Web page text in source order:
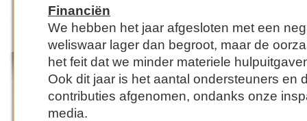
Financiën
We hebben het jaar afgesloten met een
weliswaar lager dan begroot, maar de
het feit dat we minder materiele
Ook dit jaar is het aantal ondersteuners en
contributies afgenomen, ondanks onze
media.